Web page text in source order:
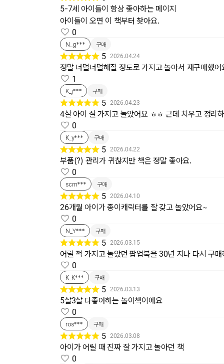
5-7세 아이들이 항상 좋아하는 메이지
아이들이 오면 이 책부터 찾아요.
0
N_g*** 구매
5 2026.04.24
정말 너덜너덜해질 정도로 가지고 놀아서 재구매했어
1
K_j*** 구매
5 2026.04.23
4살 아이 잘 가지고 놀았어요 ㅎㅎ 근데 치우고 정리
0
K_y*** 구매
5 2026.04.22
부품(?) 관리가 귀찮지만 책은 정말 좋아요.
0
scm*** 구매
5 2026.04.10
26개월 아이가 종이캐릭터를 잘 갖고 놀았어요~
0
N_Y*** 구매
5 2026.03.15
어릴 적 가지고 놀았던 팝업북을 30년 지나 다시 구
0
K_K*** 구매
5 2026.03.13
5살3살 다좋아하는 놀이책이에요
0
ros*** 구매
5 2026.03.08
아이가 어릴 때 진짜 잘 가지고 놀아던 책
0